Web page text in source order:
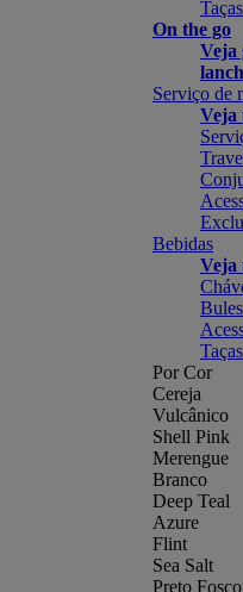
On the go
Veja
Serviço de
Veja
Bebidas
Veja
Por Cor
Cereja
Vulcânico
Shell Pink
Merengue
Branco
Deep Teal
Azure
Flint
Sea Salt
Preto Fosco